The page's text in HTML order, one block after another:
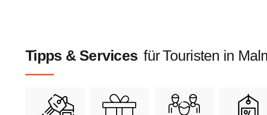
Tipps & Services für Touristen in